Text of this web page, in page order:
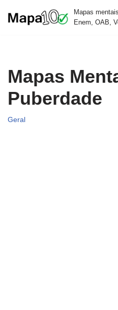
Mapas
Enem, OAB,
Mapas
Puberdade
Geral